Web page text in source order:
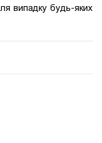
випадку будь-яких